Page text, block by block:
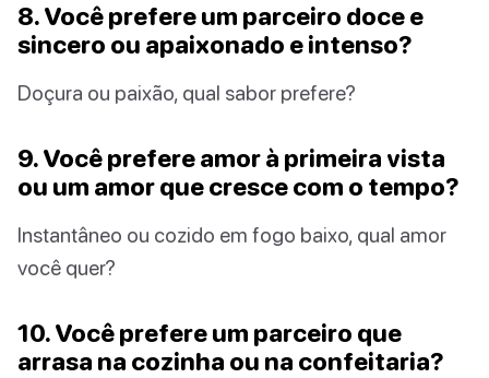
8. Você prefere um parceiro doce e
sincero ou apaixonado e intenso?
Doçura ou paixão, qual sabor prefere?
9. Você prefere amor à primeira vista
ou um amor que cresce com o tempo?
Instantâneo ou cozido em fogo baixo, qual amor
você quer?
10. Você prefere um parceiro que
arrasa na cozinha ou na confeitaria?